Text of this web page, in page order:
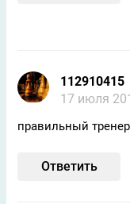
112910415
17 июля
правильный тренер
Ответить